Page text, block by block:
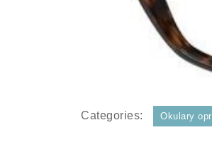
Categories: Okulary